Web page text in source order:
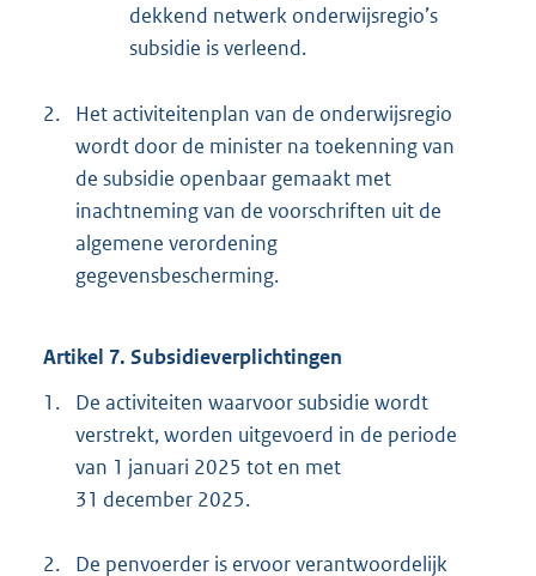
dekkend netwerk onderwijsregio’s
subsidie is verleend.
2.
Het activiteitenplan van de onderwijsregio
wordt door de minister na toekenning van
de subsidie openbaar gemaakt met
inachtneming van de voorschriften uit de
algemene verordening
gegevensbescherming.
Artikel 7. Subsidieverplichtingen
1.
De activiteiten waarvoor subsidie wordt
verstrekt, worden uitgevoerd in de periode
van 1 januari 2025 tot en met
31 december 2025.
2. De penvoerder is ervoor verantwoordelijk